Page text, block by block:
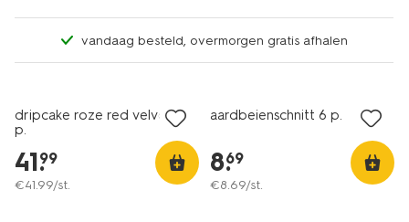
vandaag besteld, overmorgen gratis afhalen
dripcake roze red velvet 24
p.
41.
99
€41.99/st.
aardbeienschnitt 6 p.
8.
69
€8.69/st.